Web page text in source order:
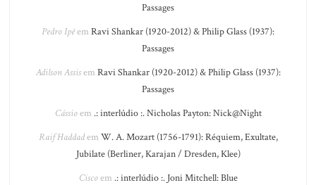
Passages
Pedro Ipêem Ravi Shankar (1920-2012) & Philip Glass (1937):
Passages
Adilson Assisem Ravi Shankar (1920-2012) & Philip Glass (1937):
Passages
Cássioem .: interlúdio :. Nicholas Payton: Nick@Night
Raif Haddadem W. A. Mozart (1756-1791): Réquiem, Exultate,
Jubilate (Berliner, Karajan / Dresden, Klee)
Ciscoem .: interlúdio :. Joni Mitchell: Blue